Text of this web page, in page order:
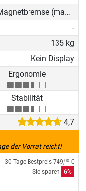
Magnetbremse (manuell)
-
135 kg
Kein Display
Ergonomie
Stabilität
4,7
der Vorrat reicht!
30-Tage-Bestpreis 749,00 €
Sie sparen
6%